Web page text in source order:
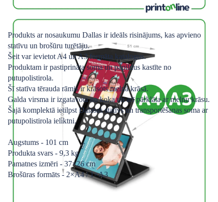
Produkts ar nosaukumu Dallas ir ideāls risinājums, kas apvieno
statīvu un brošūru turētāju.
Šeit var ievietot A4 un A3 formāta katalogus.
Produktam ir pastiprināta soma un papildus kastīte no
putupolistirola.
Šī statīva tērauda rāmis ir krāsots melnā krāsā.
Galda virsma ir izgatavota no koka un arī pārklāta ar melnu krāsu.
Šajā komplektā ietilpst Dalasas statīvs un transportēšanas soma ar
putupolistirola ieliktni.
Augstums - 101 cm
Produkta svars - 9,3 kg
Pamatnes izmēri - 37×26 cm
Brošūras formāts - 2×A4 / 1×A3